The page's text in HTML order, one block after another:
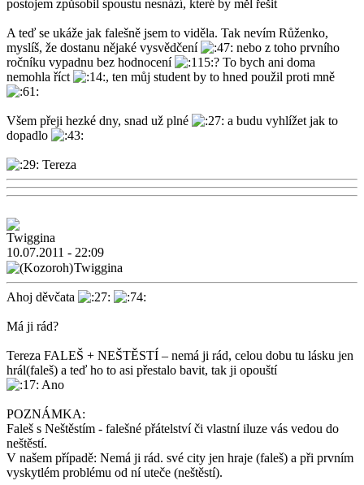
postojem způsobil spoustu nesnází, které by měl řešit
A teď se ukáže jak falešně jsem to viděla. Tak nevím Růženko,
myslíš, že dostanu nějaké vysvědčení
nebo z toho prvního
ročníku vypadnu bez hodnocení
? To bych ani doma
nemohla říct
, ten můj student by to hned použil proti mně
Všem přeji hezké dny, snad už plné
a budu vyhlížet jak to
dopadlo
Tereza
10.07.2011 - 22:09
Twiggina
Ahoj děvčata
Má ji rád?
Tereza FALEŠ + NEŠTĚSTÍ – nemá ji rád, celou dobu tu lásku jen
hrál(faleš) a teď ho to asi přestalo bavit, tak ji opouští
Ano
POZNÁMKA:
Faleš s Neštěstím - falešné přátelství či vlastní iluze vás vedou do
neštěstí.
V našem případě: Nemá ji rád. své city jen hraje (faleš) a při prvním
vyskytlém problému od ní uteče (neštěstí).